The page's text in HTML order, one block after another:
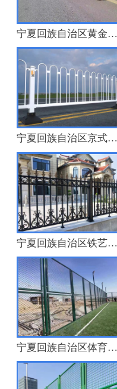
宁夏回族自治区黄金护栏
宁夏回族自治区京式护栏
宁夏回族自治区铁艺围墙栏杆
宁夏回族自治区体育场围网